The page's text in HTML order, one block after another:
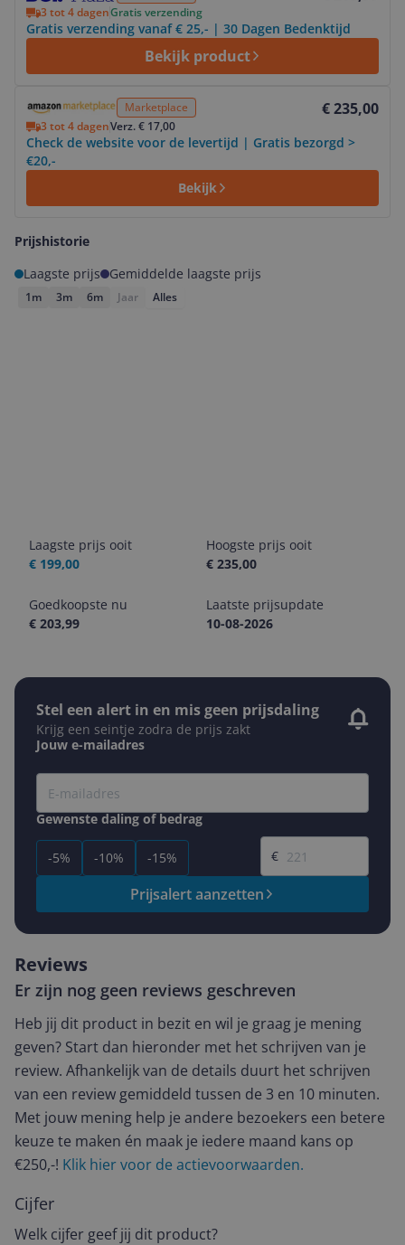
3 tot 4 dagenGratis verzending
Gratis verzending vanaf € 25,- | 30 Dagen Bedenktijd
Bekijk product
Marketplace € 235,00
3 tot 4 dagenVerz. € 17,00
Check de website voor de levertijd | Gratis bezorgd >
€20,-
Bekijk
Prijshistorie
Laagste prijs
Gemiddelde laagste prijs
1m 3m 6m Jaar Alles
Laagste prijs ooit
€ 199,00
Hoogste prijs ooit
€ 235,00
Goedkoopste nu
€ 203,99
Laatste prijsupdate
10-08-2026
Stel een alert in en mis geen prijsdaling
Krijg een seintje zodra de prijs zakt
Jouw e-mailadres
Gewenste daling of bedrag
-5% -10% -15%
Gewenste prijs
€
Prijsalert aanzetten
Reviews
Er zijn nog geen reviews geschreven
Heb jij dit product in bezit en wil je graag je mening
geven? Start dan hieronder met het schrijven van je
review. Afhankelijk van de details duurt het schrijven
van een review gemiddeld tussen de 3 en 10 minuten.
Met jouw mening help je andere bezoekers een betere
keuze te maken én maak je iedere maand kans op
€250,-! Klik hier voor de actievoorwaarden.
Cijfer
Welk cijfer geef jij dit product?